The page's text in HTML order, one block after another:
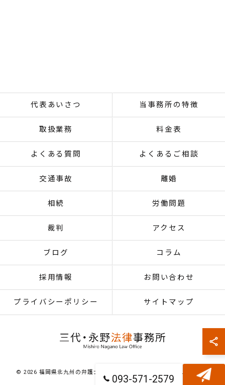
093-571-2579
代表あいさつ 当事務所の特徴
取扱業務 料金表
よくある質問 よくあるご相談
交通事故 離婚
相続 労働問題
裁判 アクセス
ブログ コラム
採用情報 お問い合わせ
プライバシーポリシー サイトマップ
© 2026 福岡県北九州の弁護士なら三代・永野法律事務所 ALL RIGHTS
RESERVED.